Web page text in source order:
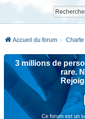
Accueil du forum Charte
3 millions de
rare.
Ce forum est un